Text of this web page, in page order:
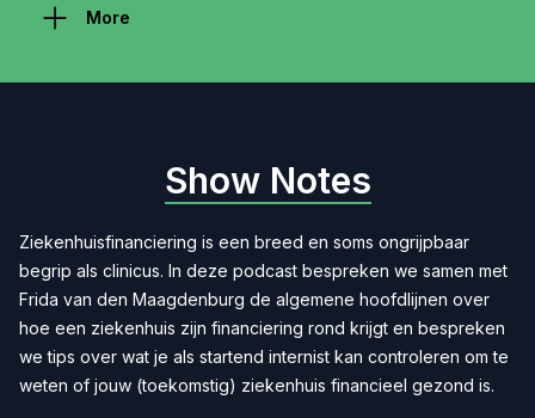
More
Show Notes
Ziekenhuisfinanciering is een breed en soms ongrijpbaar
begrip als clinicus. In deze podcast bespreken we samen met
Frida van den Maagdenburg de algemene hoofdlijnen over
hoe een ziekenhuis zijn financiering rond krijgt en bespreken
we tips over wat je als startend internist kan controleren om te
weten of jouw (toekomstig) ziekenhuis financieel gezond is.